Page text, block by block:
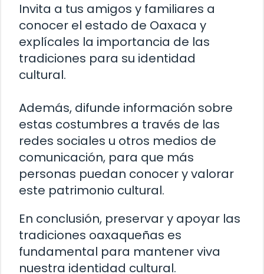
Invita a tus amigos y familiares a
conocer el estado de Oaxaca y
explícales la importancia de las
tradiciones para su identidad
cultural.
Además, difunde información sobre
estas costumbres a través de las
redes sociales u otros medios de
comunicación, para que más
personas puedan conocer y valorar
este patrimonio cultural.
En conclusión, preservar y apoyar las
tradiciones oaxaqueñas es
fundamental para mantener viva
nuestra identidad cultural.